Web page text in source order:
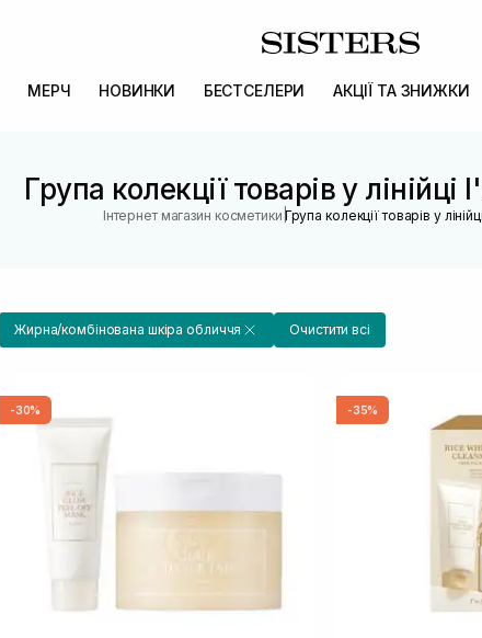
МЕРЧ НОВИНКИ БЕСТСЕЛЕРИ АКЦІЇ ТА ЗНИЖКИ
Група колекції товарів у лінійці
Інтернет магазин косметики |Група колекції товарів у
Жирна/комбінована шкіра обличчя Очистити всі
-30% -35%